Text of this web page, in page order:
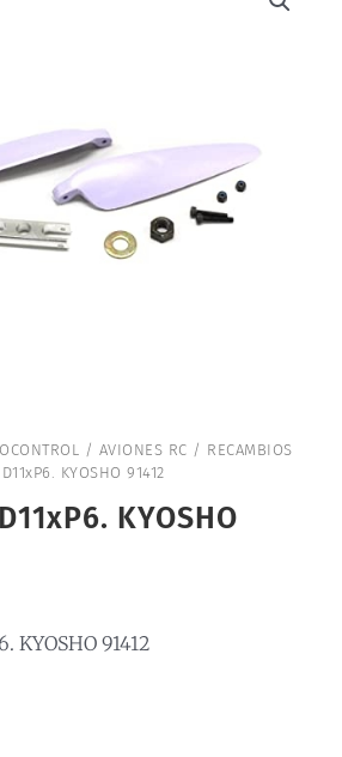
/ AVIONES RC / RECAMBIOS
KYOSHO 91412
KYOSHO
KYOSHO 91412